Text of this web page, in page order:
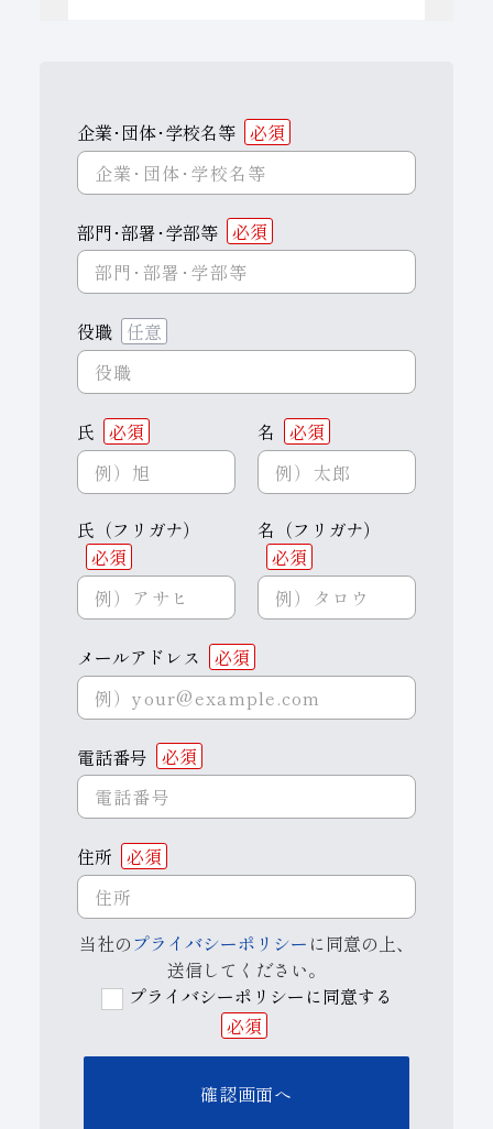
企業･団体･学校名等 必須
部門･部署･学部等 必須
役職 任意
氏 必須 名 必須
氏（フリガナ）
必須
名（フリガナ）
必須
メールアドレス 必須
電話番号 必須
住所 必須
当社のプライバシーポリシー に同意の上、
送信してください。
プライバシーポリシーに同意する
必須